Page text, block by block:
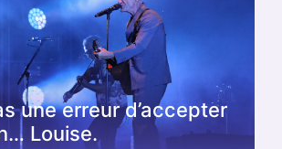
une erreur d’accepter
Louise.